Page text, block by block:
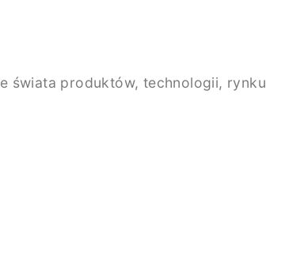
świata produktów, technologii, rynku